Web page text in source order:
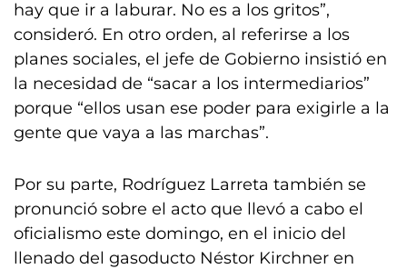
hay que ir a laburar. No es a los gritos”,
consideró. En otro orden, al referirse a los
planes sociales, el jefe de Gobierno insistió en
la necesidad de “sacar a los intermediarios”
porque “ellos usan ese poder para exigirle a la
gente que vaya a las marchas”.
Por su parte, Rodríguez Larreta también se
pronunció sobre el acto que llevó a cabo el
oficialismo este domingo, en el inicio del
llenado del gasoducto Néstor Kirchner en